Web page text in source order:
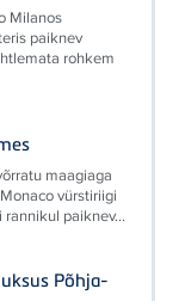
Milanos
paiknev
rohkem
maagiaga
vürstiriigi
paiknev...
Põhja-